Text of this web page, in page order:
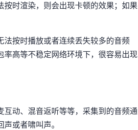
时渲染，则会出现卡顿的效果；如果
按时播放或者连续丢失较多的音频
高等不稳定网络环境下，很容易出现
动、混音返听等等，采集到的音频通
或者啸叫声。